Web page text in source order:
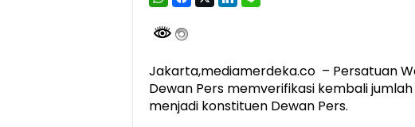
Jakarta,mediamerdeka.co – Persatuan
Dewan Pers memverifikasi kembali
menjadi konstituen Dewan Pers.